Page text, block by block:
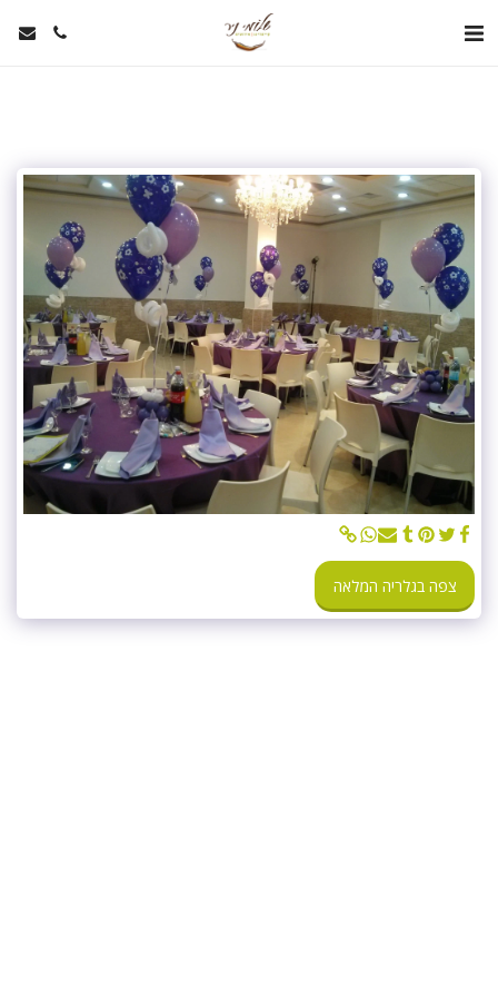
צפה בגלריה המלאה